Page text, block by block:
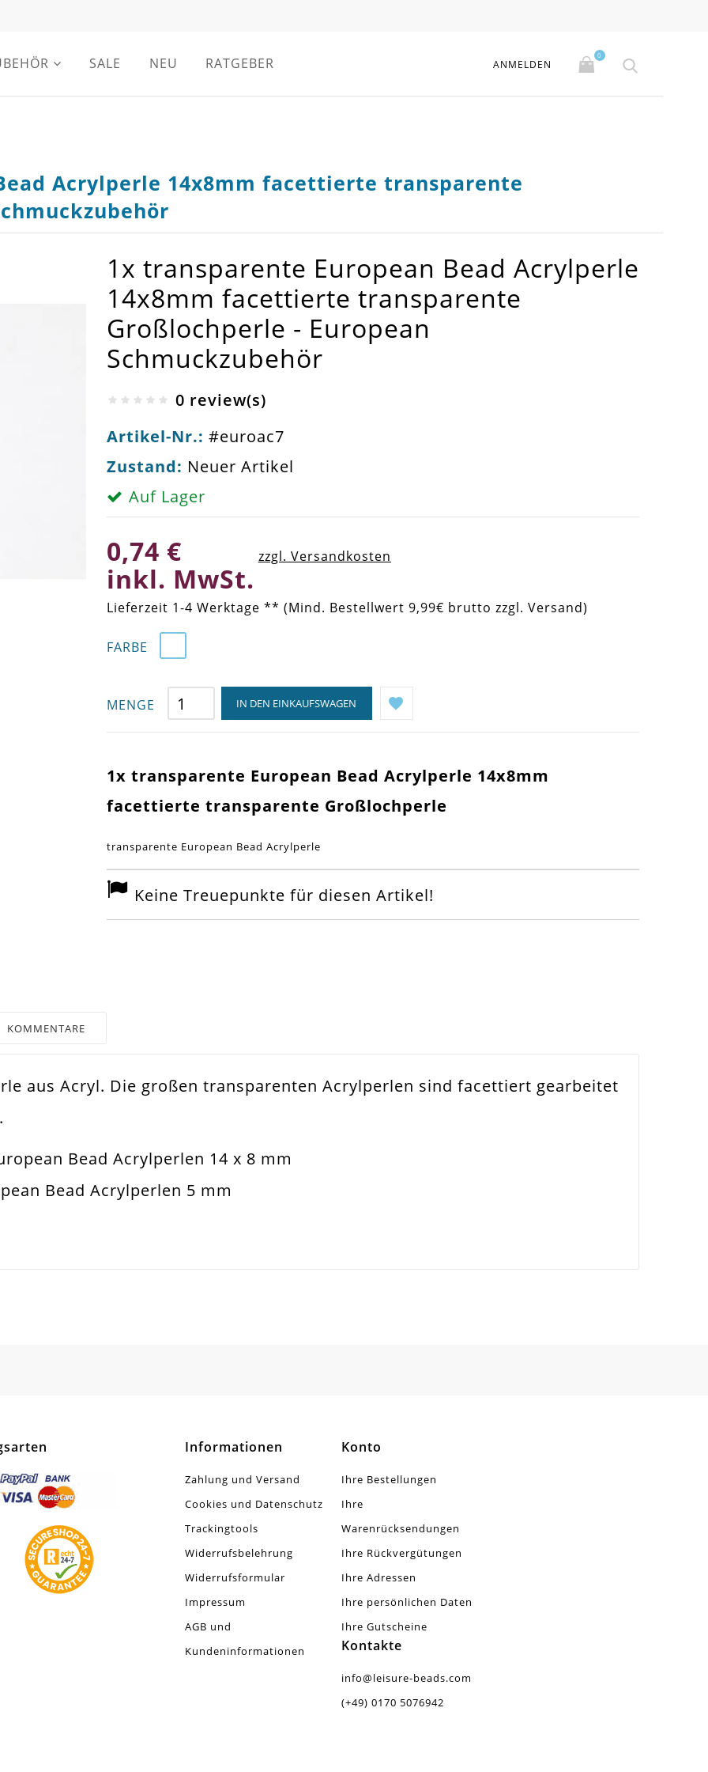
SALE NEU RATGEBER ANMELDEN
0
Acrylperle 14x8mm facettierte transparente
1x transparente European Bead Acrylperle
14x8mm facettierte transparente
Großlochperle - European
Schmuckzubehör
0 review(s)
Artikel-Nr.: #euroac7
Zustand: Neuer Artikel
Auf Lager
0,74 €
inkl. MwSt.
zzgl. Versandkosten
Lieferzeit 1-4 Werktage ** (Mind. Bestellwert 9,99€ brutto zzgl. Versand)
FARBE
MENGE IN DEN EINKAUFSWAGEN
1x transparente European Bead Acrylperle 14x8mm
facettierte transparente Großlochperle
transparente European Bead Acrylperle
Keine Treuepunkte für diesen Artikel!
KOMMENTARE
Beads
/ Glänzend
aus Acryl. Die großen transparenten Acrylperlen sind facettiert gearbeitet
Bead Acrylperlen 14 x 8 mm
Bead Acrylperlen 5 mm
Informationen
Zahlung und Versand
Cookies und Datenschutz
Trackingtools
Widerrufsbelehrung
Widerrufsformular
Impressum
AGB und
Kundeninformationen
Konto
Ihre Bestellungen
Ihre
Warenrücksendungen
Ihre Rückvergütungen
Ihre Adressen
Ihre persönlichen Daten
Ihre Gutscheine
Kontakte
info@leisure-beads.com
(+49) 0170 5076942